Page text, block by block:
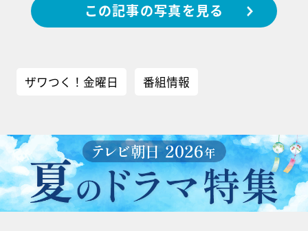
この記事の写真を見る
ザワつく！金曜日 番組情報